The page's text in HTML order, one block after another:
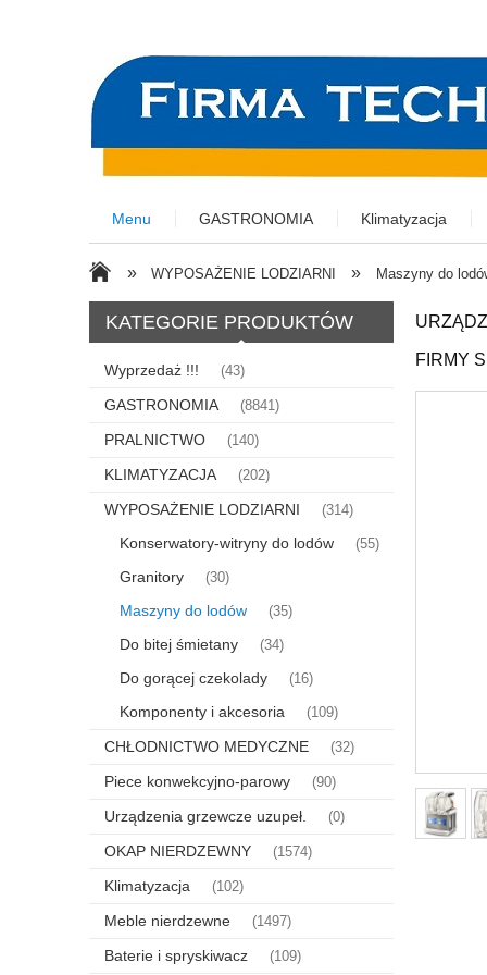
Menu GASTRONOMIA Klimatyzacja
» WYPOSAŻENIE LODZIARNI » Maszyny do
KATEGORIE PRODUKTÓW
Wyprzedaż !!! (43)
GASTRONOMIA (8841)
PRALNICTWO (140)
KLIMATYZACJA (202)
WYPOSAŻENIE LODZIARNI (314)
Konserwatory-witryny do lodów (55)
Granitory (30)
Maszyny do lodów (35)
Do bitej śmietany (34)
Do gorącej czekolady (16)
Komponenty i akcesoria (109)
CHŁODNICTWO MEDYCZNE (32)
Piece konwekcyjno-parowy (90)
Urządzenia grzewcze uzupeł. (0)
OKAP NIERDZEWNY (1574)
Klimatyzacja (102)
Meble nierdzewne (1497)
Baterie i spryskiwacz (109)
FIRMY